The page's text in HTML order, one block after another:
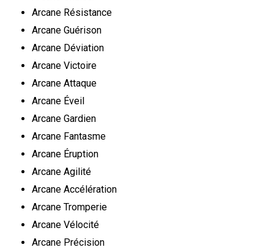
Arcane Résistance
Arcane Guérison
Arcane Déviation
Arcane Victoire
Arcane Attaque
Arcane Éveil
Arcane Gardien
Arcane Fantasme
Arcane Éruption
Arcane Agilité
Arcane Accélération
Arcane Tromperie
Arcane Vélocité
Arcane Précision